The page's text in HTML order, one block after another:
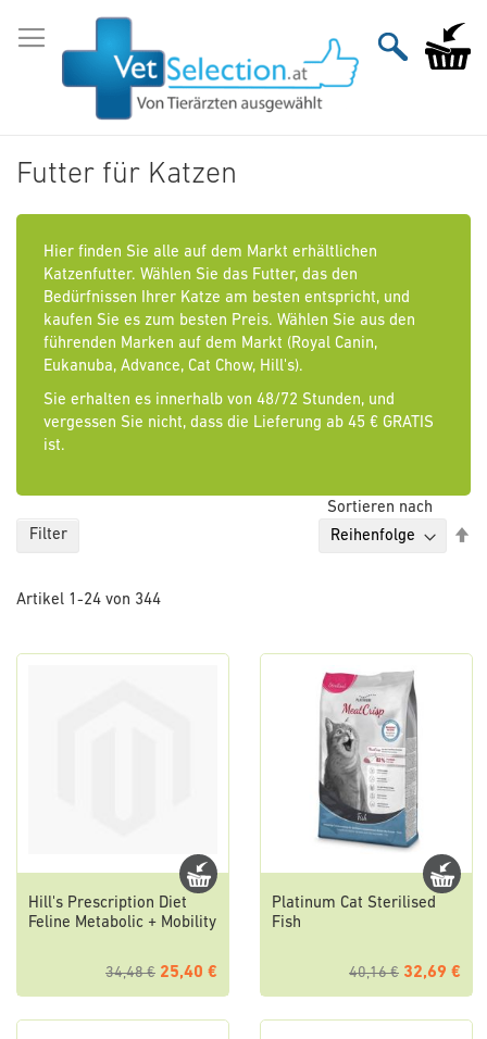
Inhalt
springen
Mein
Futter für Katzen
Hier finden Sie alle auf dem Markt erhältlichen
Katzenfutter. Wählen Sie das Futter, das den
Bedürfnissen Ihrer Katze am besten entspricht, und
kaufen Sie es zum besten Preis. Wählen Sie aus den
führenden Marken auf dem Markt (Royal Canin,
Eukanuba, Advance, Cat Chow, Hill's).
Sie erhalten es innerhalb von 48/72 Stunden, und
vergessen Sie nicht, dass die Lieferung ab 45 € GRATIS
ist.
Artikel 1 -24 von 344
Sortieren nach
Hill's Prescription Diet
Feline Metabolic + Mobility
34,48 € 25,40 €
Platinum Cat Sterilised
Fish
40,16 € 32,69 €
Filter